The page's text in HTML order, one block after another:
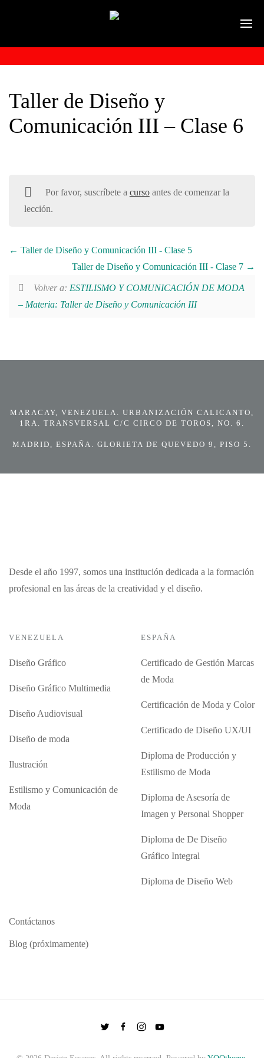
Taller de Diseño y
Comunicación III – Clase 6
Por favor, suscríbete a cursoantes de comenzar la
lección.
Taller de Diseño y Comunicación III - Clase 5
Taller de Diseño y Comunicación III - Clase 7
Volver a: ESTILISMO Y COMUNICACIÓN DE MODA
– Materia: Taller de Diseño y Comunicación III
MARACAY, VENEZUELA. URBANIZACIÓN CALICANTO,
1RA. TRANSVERSAL C/C CIRCO DE TOROS, NO. 6.
MADRID, ESPAÑA. GLORIETA DE QUEVEDO 9, PISO 5.
Desde el año 1997, somos una institución dedicada a la formación
profesional en las áreas de la creatividad y el diseño.
VENEZUELA
Diseño Gráfico
Diseño Gráfico Multimedia
Diseño Audiovisual
Diseño de moda
Ilustración
Estilismo y Comunicación de
Moda
ESPAÑA
Certificado de Gestión Marcas
de Moda
Certificación de Moda y Color
Certificado de Diseño UX/UI
Diploma de Producción y
Estilismo de Moda
Diploma de Asesoría de
Imagen y Personal Shopper
Diploma de De Diseño
Gráfico Integral
Diploma de Diseño Web
Contáctanos
Blog (próximamente)